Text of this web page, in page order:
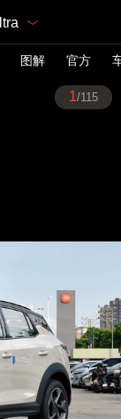
图解 官方
1/115